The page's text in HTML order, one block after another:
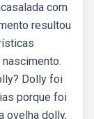
com
resultou
Dolly foi
porque foi
ovelha dolly,